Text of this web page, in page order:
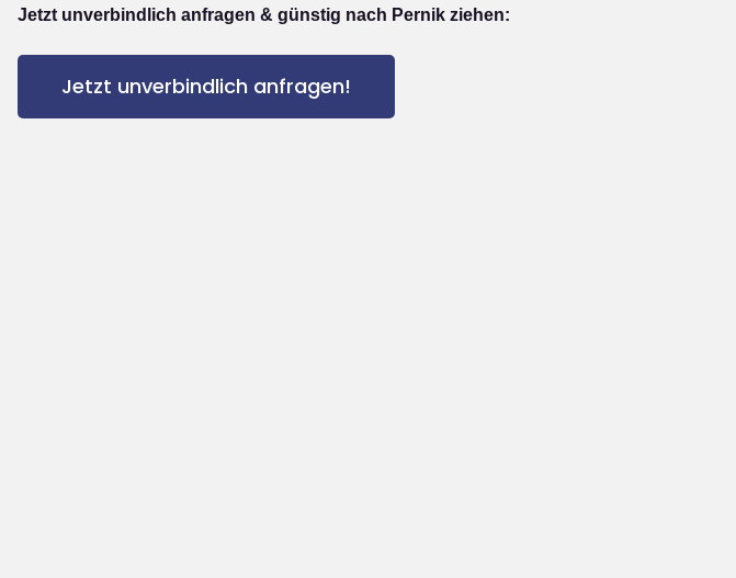
Jetzt unverbindlich anfragen & günstig nach Pernik ziehen:
Jetzt unverbindlich anfragen!